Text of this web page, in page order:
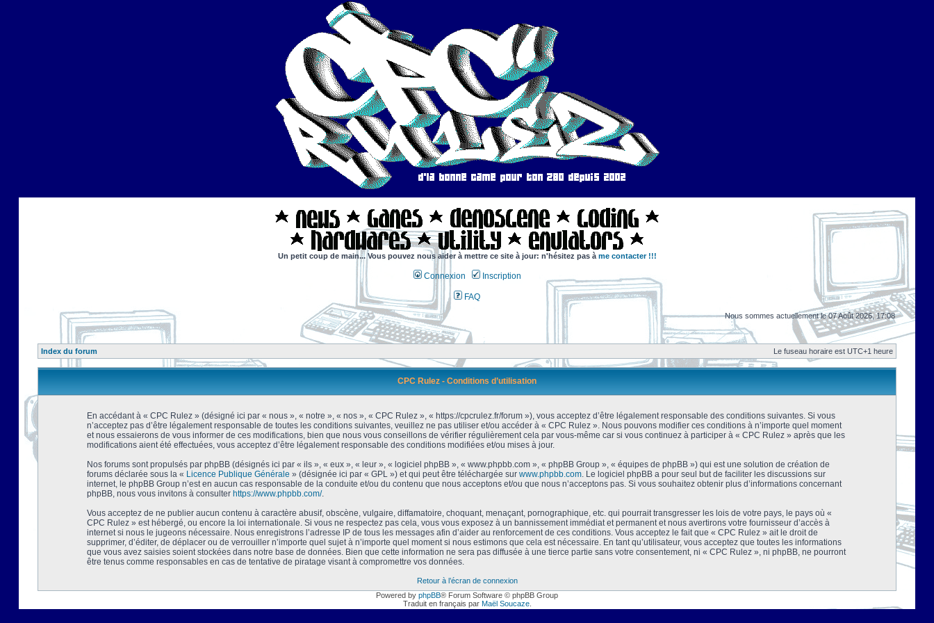
Un petit coup de main... Vous pouvez nous aider à mettre ce site à jour: n'hésitez pas à me contacter !!!
Connexion Inscription
FAQ
Nous sommes actuellement le 07 Août 2026, 17:08
Index du forum Le fuseau horaire est UTC+1 heure
CPC Rulez - Conditions d’utilisation
En accédant à « CPC Rulez » (désigné ici par « nous », « notre », « nos », « CPC Rulez », « https://cpcrulez.fr/forum »), vous acceptez d’être légalement responsable des conditions suivantes. Si vous
n’acceptez pas d’être légalement responsable de toutes les conditions suivantes, veuillez ne pas utiliser et/ou accéder à « CPC Rulez ». Nous pouvons modifier ces conditions à n’importe quel moment
et nous essaierons de vous informer de ces modifications, bien que nous vous conseillons de vérifier régulièrement cela par vous-même car si vous continuez à participer à « CPC Rulez » après que les
modifications aient été effectuées, vous acceptez d’être légalement responsable des conditions modifiées et/ou mises à jour.
Nos forums sont propulsés par phpBB (désignés ici par « ils », « eux », « leur », « logiciel phpBB », « www.phpbb.com », « phpBB Group », « équipes de phpBB ») qui est une solution de création de
forums déclarée sous la « Licence Publique Générale » (désignée ici par « GPL ») et qui peut être téléchargée sur www.phpbb.com. Le logiciel phpBB a pour seul but de faciliter les discussions sur
internet, le phpBB Group n’est en aucun cas responsable de la conduite et/ou du contenu que nous acceptons et/ou que nous n’acceptons pas. Si vous souhaitez obtenir plus d’informations concernant
phpBB, nous vous invitons à consulter https://www.phpbb.com/.
Vous acceptez de ne publier aucun contenu à caractère abusif, obscène, vulgaire, diffamatoire, choquant, menaçant, pornographique, etc. qui pourrait transgresser les lois de votre pays, le pays où «
CPC Rulez » est hébergé, ou encore la loi internationale. Si vous ne respectez pas cela, vous vous exposez à un bannissement immédiat et permanent et nous avertirons votre fournisseur d’accès à
internet si nous le jugeons nécessaire. Nous enregistrons l’adresse IP de tous les messages afin d’aider au renforcement de ces conditions. Vous acceptez le fait que « CPC Rulez » ait le droit de
supprimer, d’éditer, de déplacer ou de verrouiller n’importe quel sujet à n’importe quel moment si nous estimons que cela est nécessaire. En tant qu’utilisateur, vous acceptez que toutes les informations
que vous avez saisies soient stockées dans notre base de données. Bien que cette information ne sera pas diffusée à une tierce partie sans votre consentement, ni « CPC Rulez », ni phpBB, ne pourront
être tenus comme responsables en cas de tentative de piratage visant à compromettre vos données.
Retour à l’écran de connexion
Powered by phpBB® Forum Software © phpBB Group
Traduit en français par Maël Soucaze.